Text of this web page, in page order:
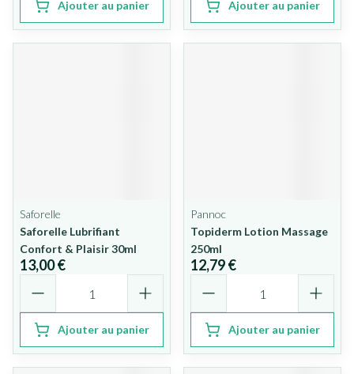
Ajouter au panier Ajouter au panier
Saforelle
Saforelle Lubrifiant
Confort & Plaisir 30ml
13,00 €
Ajouter au panier
Pannoc
Topiderm Lotion Massage
250ml
12,79 €
Ajouter au panier